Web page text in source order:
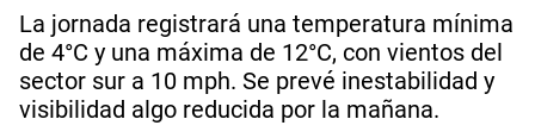
La jornada registrará una temperatura mínima
de 4°C y una máxima de 12°C, con vientos del
sector sur a 10 mph. Se prevé inestabilidad y
visibilidad algo reducida por la mañana.